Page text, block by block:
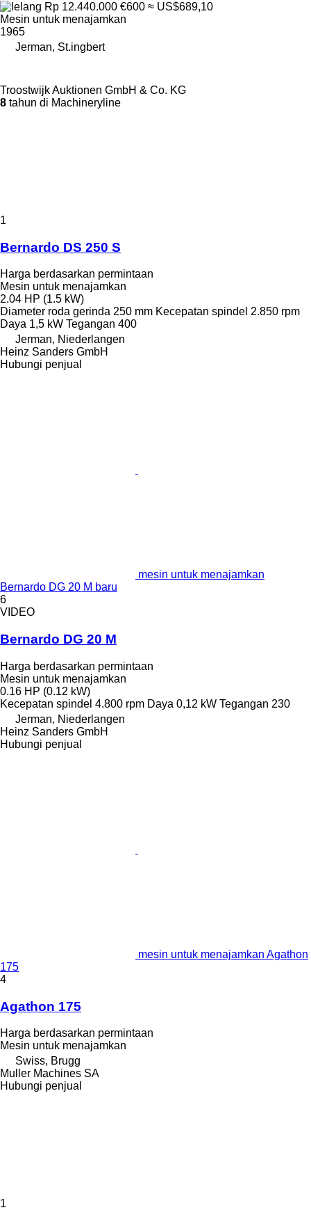
Rp 12.440.000 €600 ≈ US$689,10
Mesin untuk menajamkan
1965
Jerman, St.ingbert
Troostwijk Auktionen GmbH & Co. KG
8 tahun di Machineryline
1
Bernardo DS 250 S
Harga berdasarkan permintaan
Mesin untuk menajamkan
2.04 HP (1.5 kW)
Diameter roda gerinda 250 mm Kecepatan spindel 2.850 rpm
Daya 1,5 kW Tegangan 400
Jerman, Niederlangen
Heinz Sanders GmbH
Hubungi penjual
mesin untuk menajamkan
Bernardo DG 20 M baru
6
VIDEO
Bernardo DG 20 M
Harga berdasarkan permintaan
Mesin untuk menajamkan
0.16 HP (0.12 kW)
Kecepatan spindel 4.800 rpm Daya 0,12 kW Tegangan 230
Jerman, Niederlangen
Heinz Sanders GmbH
Hubungi penjual
mesin untuk menajamkan Agathon
175
4
Agathon 175
Harga berdasarkan permintaan
Mesin untuk menajamkan
Swiss, Brugg
Muller Machines SA
Hubungi penjual
1